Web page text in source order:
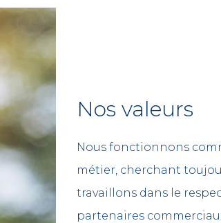
Nos valeurs
Nous fonctionnons
métier, cherchant
travaillons dans le
partenaires